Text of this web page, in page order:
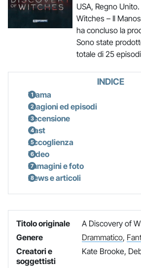
USA, Regno
Witches – Il
ha concluso la
Sono state
totale di 25
INDICE
Trama
Stagioni ed episodi
Recensione
Cast
Accoglienza
Video
Immagini e foto
News e articoli
Titolo originale
A Discovery of
Genere
Drammatico,
Creatori e
soggettisti
Kate Brooke,